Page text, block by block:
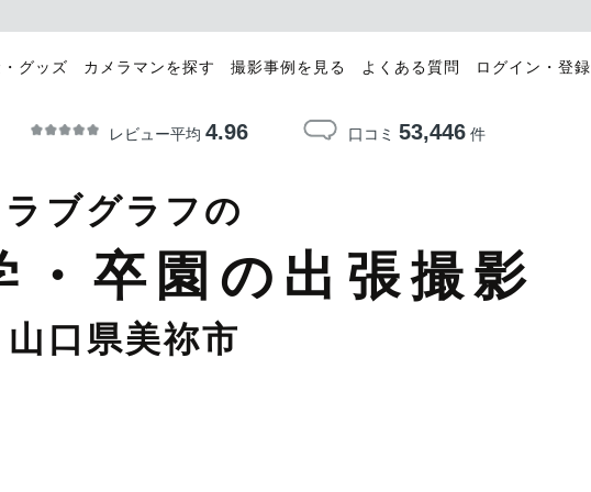
グッズ カメラマンを探す 撮影事例を見る よくある質問 ログイン・登録
レビュー平均 4.96 口コミ 53,446件
ラブグラフの
・卒園の出張撮影
山口県美祢市